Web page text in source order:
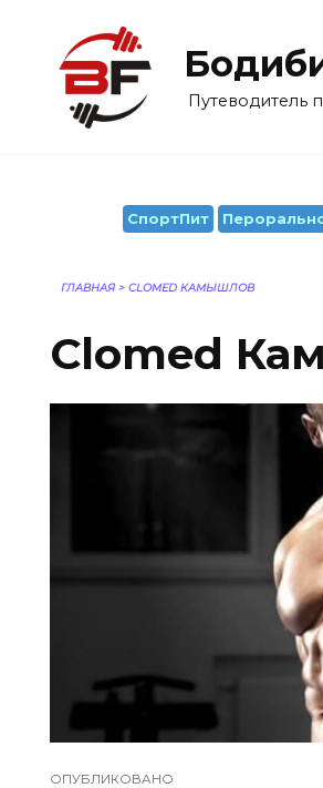
содержанию
Путеводитель
СпортПит
ГЛАВНАЯ > CLOMED КАМЫШЛОВ
Clomed
ОПУБЛИКОВАНО